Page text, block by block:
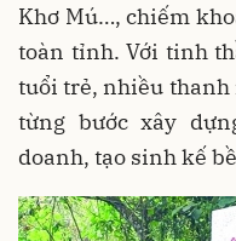
Khơ Mú…, chiếm
toàn tỉnh. Với tinh
tuổi trẻ, nhiều thanh
từng bước xây
doanh, tạo sinh kế